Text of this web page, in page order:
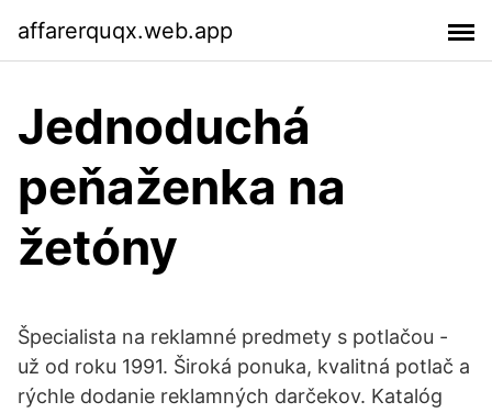
affarerquqx.web.app
Jednoduchá
peňaženka na
žetóny
Špecialista na reklamné predmety s potlačou -
už od roku 1991. Široká ponuka, kvalitná potlač a
rýchle dodanie reklamných darčekov. Katalóg